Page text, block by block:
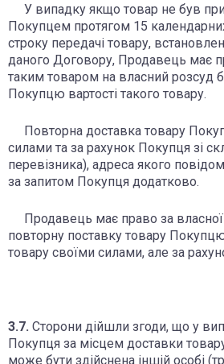
У випадку якщо товар не був
Покупцем протягом 15
строку передачі товару,
даного Договору, Продавець має
таким товаром на власний розсуд
Покупцю вартості такого товару.
Повторна доставка товару
силами та за рахунок Покупця зі
перевізника), адреса якого
за запитом Покупця додатково.
Продавець має право за власної
повторну поставку товару
товару своїми силами, але за
3.7. Сторони дійшли згоди, що у
Покупця за місцем доставки
може бути здійснена іншій особі